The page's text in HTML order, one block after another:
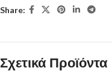
Share:
Σχετικά Προϊόντα